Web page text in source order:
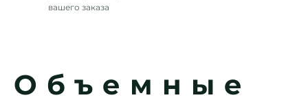
вашего заказа
Объемные